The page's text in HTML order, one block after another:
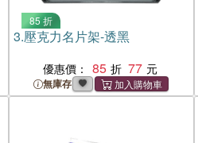
85 折
3.壓克力名片架-透黑
優惠價： 85 77
無庫存